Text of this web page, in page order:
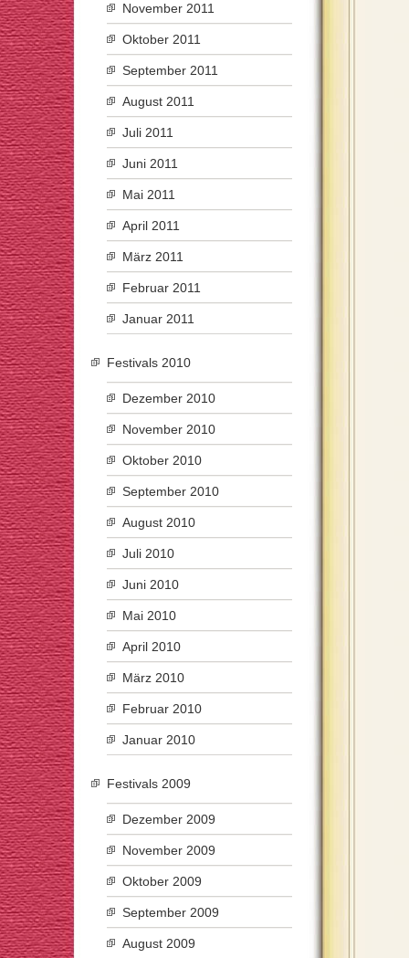
November 2011
Oktober 2011
September 2011
August 2011
Juli 2011
Juni 2011
Mai 2011
April 2011
März 2011
Februar 2011
Januar 2011
Festivals 2010
Dezember 2010
November 2010
Oktober 2010
September 2010
August 2010
Juli 2010
Juni 2010
Mai 2010
April 2010
März 2010
Februar 2010
Januar 2010
Festivals 2009
Dezember 2009
November 2009
Oktober 2009
September 2009
August 2009